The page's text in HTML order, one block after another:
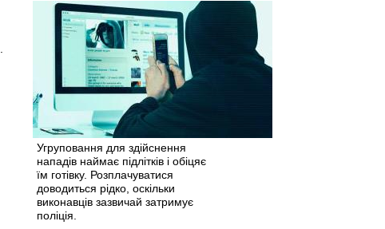
Угруповання для здійснення
нападів наймає підлітків і обіцяє
їм готівку. Розплачуватися
доводиться рідко, оскільки
виконавців зазвичай затримує
поліція.